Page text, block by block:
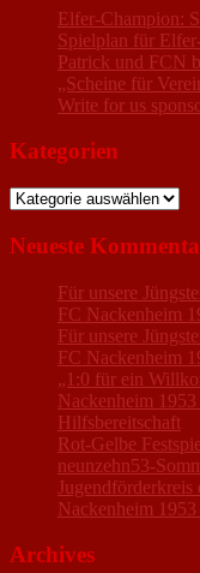
Elfer-Champion:
Spielplan für
Patrick und FCN
„Scheine für
Write for us
Kategorien
Kategorien
Neueste
Für unsere
FC Nackenheim
Für unsere
FC Nackenheim
„1:0 für ein
Nackenheim 1953
Hilfsbereitschaft
Rot-Gelbe
neunzehn53-
Nackenheim 1953
Archives